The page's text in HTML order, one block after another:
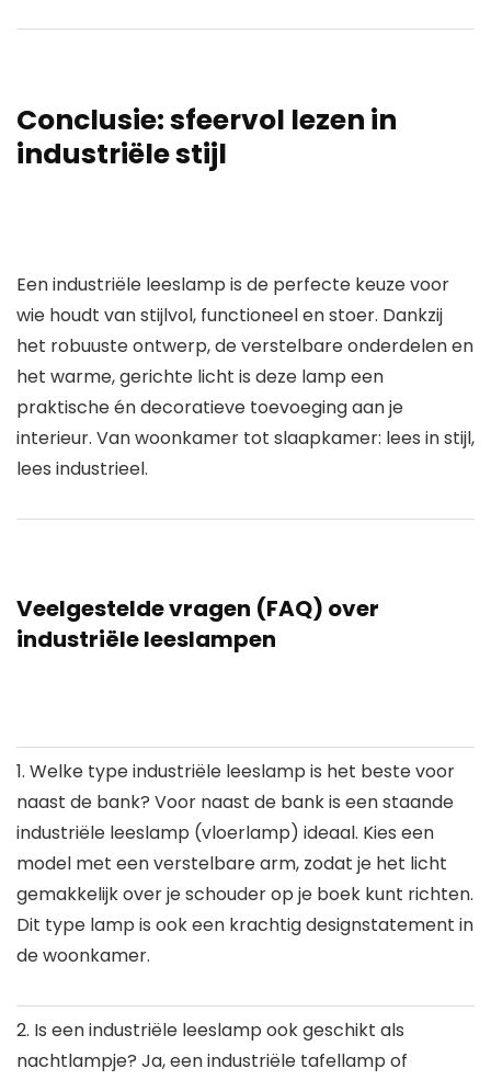
Conclusie: sfeervol lezen in
industriële stijl
Eenindustriële leeslamp is de perfecte keuze voor
wie houdt van stijlvol, functioneel en stoer. Dankzij
het robuuste ontwerp, de verstelbare onderdelen en
het warme, gerichte licht is deze lamp een
praktische én decoratieve toevoeging aan je
interieur. Van woonkamer tot slaapkamer: lees in stijl,
lees industrieel.
Veelgestelde vragen (FAQ) over
industriële leeslampen
1. Welke type industriële leeslamp is het beste voor
naast de bank? Voor naast de bank is een staande
industriële leeslamp (vloerlamp) ideaal. Kies een
model met een verstelbare arm, zodat je het licht
gemakkelijk over je schouder op je boek kunt richten.
Dit type lamp is ook een krachtig designstatement in
de woonkamer.
2. Is een industriële leeslamp ook geschikt als
nachtlampje? Ja, een industriële tafellamp of